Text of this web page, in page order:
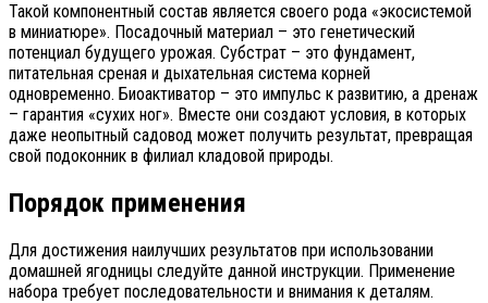
Такой компонентный состав является своего рода «экосистемой
в миниатюре». Посадочный материал – это генетический
потенциал будущего урожая. Субстрат – это фундамент,
питательная среная и дыхательная система корней
одновременно. Биоактиватор – это импульс к развитию, а дренаж
– гарантия «сухих ног». Вместе они создают условия, в которых
даже неопытный садовод может получить результат, превращая
свой подоконник в филиал кладовой природы.
Порядок применения
Для достижения наилучших результатов при использовании
домашней ягодницы следуйте данной инструкции. Применение
набора требует последовательности и внимания к деталям.